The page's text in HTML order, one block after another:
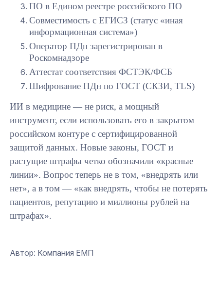
ПО в Едином реестре российского ПО
Совместимость с ЕГИСЗ (статус «иная
информационная система»)
Оператор ПДн зарегистрирован в
Роскомнадзоре
Аттестат соответствия ФСТЭК/ФСБ
Шифрование ПДн по ГОСТ (СКЗИ, TLS)
ИИ в медицине — не риск, а мощный
инструмент, если использовать его в закрытом
российском контуре с сертифицированной
защитой данных. Новые законы, ГОСТ и
растущие штрафы четко обозначили «красные
линии». Вопрос теперь не в том, «внедрять или
нет», а в том — «как внедрять, чтобы не потерять
пациентов, репутацию и миллионы рублей на
штрафах».
Автор: Компания ЕМП